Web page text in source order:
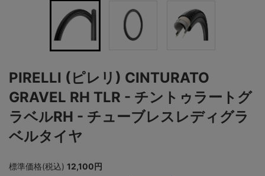
PIRELLI (ピレリ) CINTURATO
GRAVEL RH TLR - チントゥラートグ
ラベルRH - チューブレスレディグラ
ベルタイヤ
標準価格(税込) 12,100円